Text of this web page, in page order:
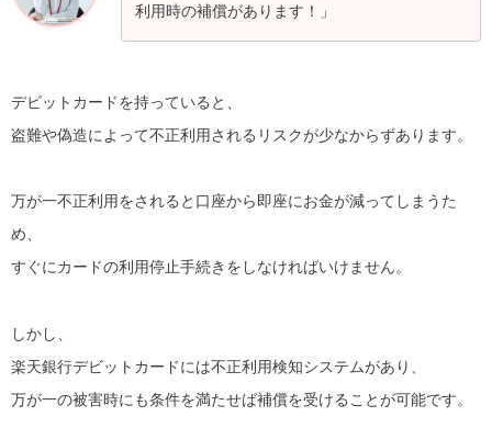
利用時の補償があります！」
デビットカードを持っていると、
盗難や偽造によって不正利用されるリスクが少なからずあります。
万が一不正利用をされると口座から即座にお金が減ってしまうた
め、
すぐにカードの利用停止手続きをしなければいけません。
しかし、
楽天銀行デビットカードには不正利用検知システムがあり、
万が一の被害時にも条件を満たせば補償を受けることが可能です。